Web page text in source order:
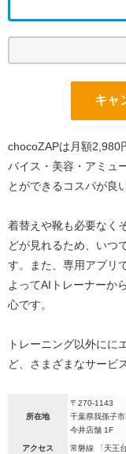
キャ
chocoZAPは月額2,980
バイス・美容・アミュ
とができるコスパが良
着替えや靴も必要なく
どが見れるため、いつ
す。また、専用アプリ
よってAIトレーナーか
心です。
トレーニング以外にに
ど、さまざまなサービ
所在地
〒270-1143
千葉県我孫子
今井店舗 1F
アクセス 常磐線 「天王